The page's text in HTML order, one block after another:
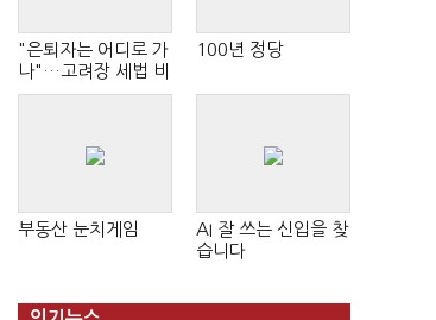
"은퇴자는 어디로 가
나"…고려장 세법 비
판 확산
100년 정당
부동산 눈치게임
AI 잘 쓰는 신입을 찾
습니다